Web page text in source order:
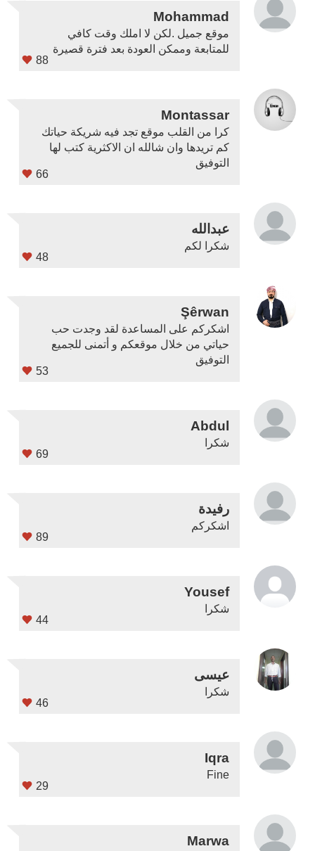
88
Mohammad
موقع جميل .لكن لا املك وقت كافي
للمتابعة وممكن العودة بعد فترة قصيرة
66
Montassar
كرا من القلب موقع تجد فيه شريكة حياتك
كم تريدها وان شالله ان الاكثرية كتب لها
التوفيق
48
عبدالله
شكرا لكم
53
Şêrwan
اشكركم على المساعدة لقد وجدت حب
حياتي من خلال موقعكم و أتمنى للجميع
التوفيق
69
Abdul
شكرا
89
رفيدة
اشكركم
44
Yousef
شكرا
46
عيسى
شكرا
29
Iqra
Fine
Marwa